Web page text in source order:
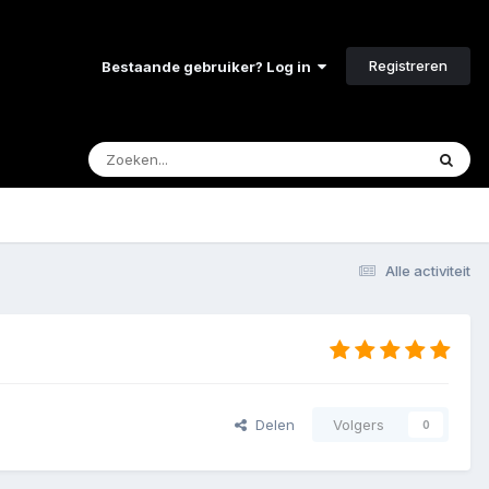
Bestaande gebruiker? Log in Registreren
Alle activiteit
Delen Volgers 0